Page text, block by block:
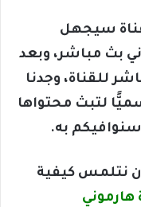
سيجهل
بث مباشر، وبعد
للقناة، وجدنا
لتبث محتواها
سنوافيكم به.
أن نتلمس كيفية
هارموني